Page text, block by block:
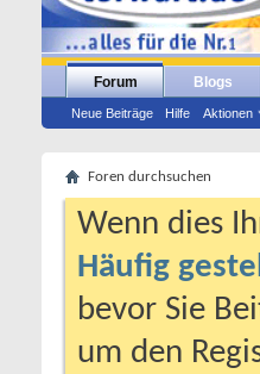
Forum
Neue Beiträge Hilfe Aktionen
Blogs
Foren durchsuchen
Wenn dies
Häufig
bevor Sie
um den